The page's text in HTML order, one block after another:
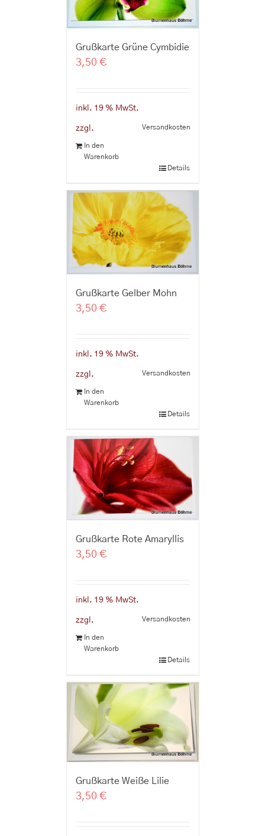
Grußkarte Grüne Cymbidie
3,50 €
inkl. 19 % MwSt.
zzgl. Versandkosten
In den
Warenkorb
Details
Grußkarte Gelber Mohn
3,50 €
inkl. 19 % MwSt.
zzgl. Versandkosten
In den
Warenkorb
Details
Grußkarte Rote Amaryllis
3,50 €
inkl. 19 % MwSt.
zzgl. Versandkosten
In den
Warenkorb
Details
Grußkarte Weiße Lilie
3,50 €